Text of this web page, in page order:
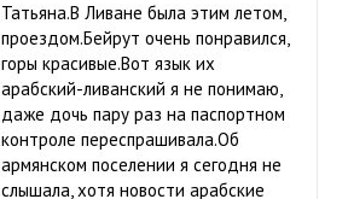
Татьяна.В Ливане была этим летом,
проездом.Бейрут очень понравился,
горы красивые.Вот язык их
арабский-ливанский я не понимаю,
даже дочь пару раз на паспортном
контроле переспрашивала.Об
армянском поселении я сегодня не
слышала, хотя новости арабские